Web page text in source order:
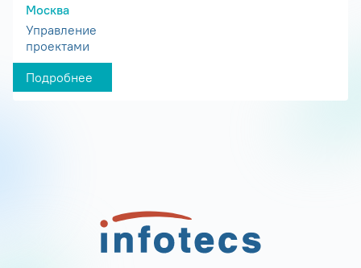
Москва
Управление
проектами
Подробнее